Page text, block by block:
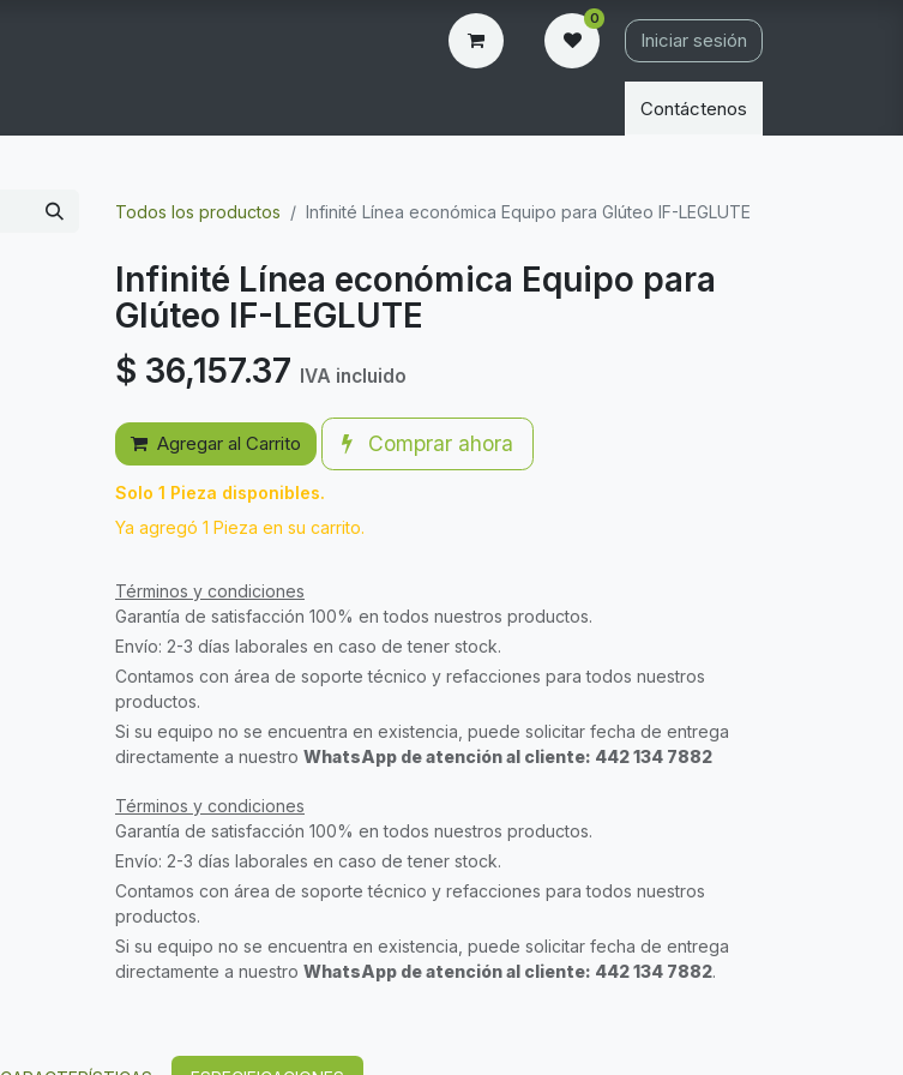
0
Iniciar sesión
Contáctenos
Todos los productos Infinité Línea económica Equipo para Glúteo IF-LEGLUTE
Infinité Línea económica Equipo para
Glúteo IF-LEGLUTE
$ 36,157.37 IVA incluido
Agregar al Carrito Comprar ahora
Solo 1 Pieza disponibles.
Ya agregó 1 Pieza en su carrito.
Términos y condiciones
Garantía de satisfacción 100% en todos nuestros productos.
Envío: 2-3 días laborales en caso de tener stock.
Contamos con área de soporte técnico y refacciones para todos nuestros
productos.
Si su equipo no se encuentra en existencia, puede solicitar fecha de entrega
directamente a nuestro WhatsApp de atención al cliente: 442 134 7882
Términos y condiciones
Garantía de satisfacción 100% en todos nuestros productos.
Envío: 2-3 días laborales en caso de tener stock.
Contamos con área de soporte técnico y refacciones para todos nuestros
productos.
Si su equipo no se encuentra en existencia, puede solicitar fecha de entrega
directamente a nuestro WhatsApp de atención al cliente: 442 134 7882.